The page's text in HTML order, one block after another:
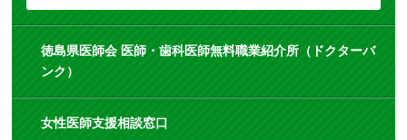
徳島県医師会 医師・歯科医師無料職業紹介所（ドクターバ
ンク）
女性医師支援相談窓口